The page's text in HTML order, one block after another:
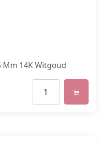
Mm 14K Witgoud